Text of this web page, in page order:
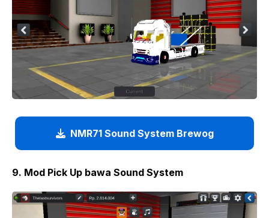
NMR71 Sound System Brewog
9. Mod Pick Up bawa Sound System